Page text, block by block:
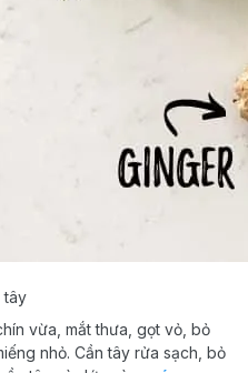
tây
vừa, mắt thưa, gọt vỏ, bỏ
nhỏ. Cần tây rửa sạch, bỏ